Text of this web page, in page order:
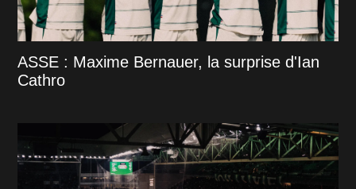
ASSE : Maxime Bernauer, la surprise d'Ian
Cathro